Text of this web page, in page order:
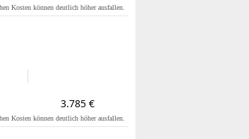
Kosten können deutlich höher ausfallen.
3.785 €
Kosten können deutlich höher ausfallen.